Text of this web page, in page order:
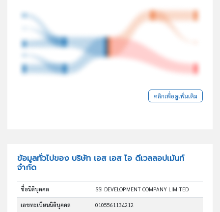
คลิกเพื่อดูเพิ่มเติม
ข้อมูลทั่วไปของ บริษัท เอส เอส ไอ ดีเวลลอปเม้นท์
จำกัด
ชื่อนิติบุคคล SSI DEVELOPMENT COMPANY LIMITED
เลขทะเบียนนิติบุคคล 0105561134212